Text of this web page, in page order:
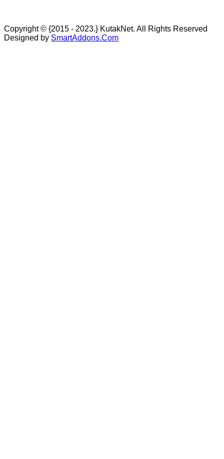
Copyright © {2015 - 2023.} KutakNet. All Rights Reserved
Designed by SmartAddons.Com